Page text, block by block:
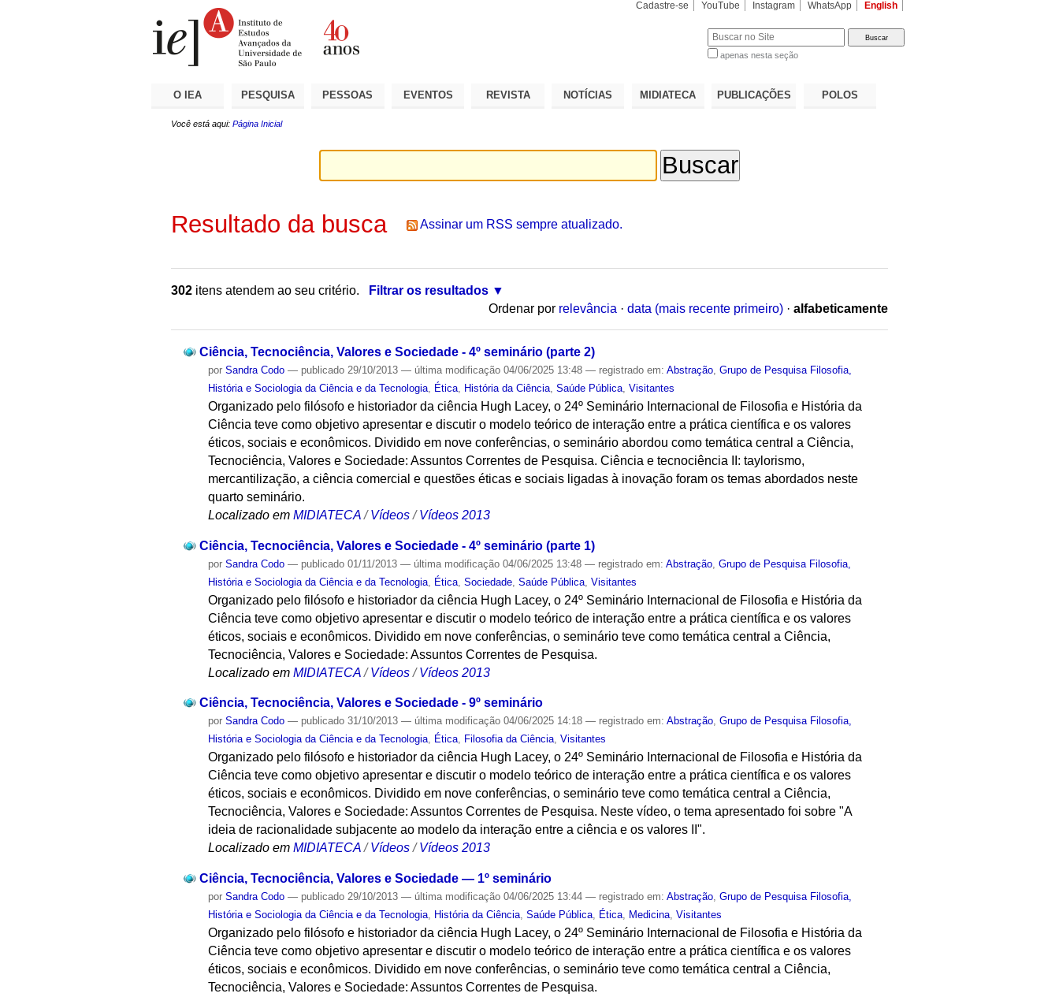
Cadastre-se YouTube Instagram WhatsApp English
apenas nesta seção
O IEA PESQUISA PESSOAS EVENTOS REVISTA NOTÍCIAS MIDIATECA PUBLICAÇÕES POLOS
Você está aqui: Página Inicial
Resultado da busca Assinar um RSS sempre atualizado.
302 itens atendem ao seu critério.
Filtrar os resultados
Ordenar por relevância · data (mais recente primeiro) · alfabeticamente
Ciência, Tecnociência, Valores e Sociedade - 4º seminário (parte 2)
porSandra Codo — publicado 29/10/2013— última modificação 04/06/2025 13:48— registrado em:Abstração ,Grupo de Pesquisa Filosofia,
História e Sociologia da Ciência e da Tecnologia
Ética História da Ciência ,Saúde Pública ,Visitantes
Organizado pelo filósofo e historiador da ciência Hugh Lacey, o 24º Seminário Internacional de Filosofia e História da
Ciência teve como objetivo apresentar e discutir o modelo teórico de interação entre a prática científica e os valores
éticos, sociais e econômicos. Dividido em nove conferências, o seminário abordou como temática central a Ciência,
Tecnociência, Valores e Sociedade: Assuntos Correntes de Pesquisa. Ciência e tecnociência II: taylorismo,
mercantilização, a ciência comercial e questões éticas e sociais ligadas à inovação foram os temas abordados neste
quarto seminário.
Localizado em MIDIATECA /Vídeos /Vídeos 2013
Ciência, Tecnociência, Valores e Sociedade - 4º seminário (parte 1)
porSandra Codo — publicado 01/11/2013— última modificação 04/06/2025 13:48— registrado em:Abstração ,Grupo de Pesquisa Filosofia,
História e Sociologia da Ciência e da Tecnologia Ética ,Sociedade ,Saúde Pública ,Visitantes
Organizado pelo filósofo e historiador da ciência Hugh Lacey, o 24º Seminário Internacional de Filosofia e História da
Ciência teve como objetivo apresentar e discutir o modelo teórico de interação entre a prática científica e os valores
éticos, sociais e econômicos. Dividido em nove conferências, o seminário teve como temática central a Ciência,
Tecnociência, Valores e Sociedade: Assuntos Correntes de Pesquisa.
Localizado em MIDIATECA /Vídeos /Vídeos 2013
Ciência, Tecnociência, Valores e Sociedade - 9º seminário
porSandra Codo — publicado 31/10/2013— última modificação 04/06/2025 14:18— registrado em:Abstração,Grupo de Pesquisa Filosofia,
História e Sociologia da Ciência e da Tecnologia, Ética, Filosofia da Ciência,Visitantes
Organizado pelo filósofo e historiador da ciência Hugh Lacey, o 24º Seminário Internacional de Filosofia e História da
Ciência teve como objetivo apresentar e discutir o modelo teórico de interação entre a prática científica e os valores
éticos, sociais e econômicos. Dividido em nove conferências, o seminário teve como temática central a Ciência,
Tecnociência, Valores e Sociedade: Assuntos Correntes de Pesquisa. Neste vídeo, o tema apresentado foi sobre "A
ideia de racionalidade subjacente ao modelo da interação entre a ciência e os valores II".
Localizado em MIDIATECA /Vídeos /Vídeos 2013
Ciência, Tecnociência, Valores e Sociedade — 1º seminário
porSandra Codo — publicado 29/10/2013— última modificação 04/06/2025 13:44— registrado em:Abstração,Grupo de Pesquisa Filosofia,
História e Sociologia da Ciência e da Tecnologia, História da Ciência,Saúde Pública, Ética, Medicina,Visitantes
Organizado pelo filósofo e historiador da ciência Hugh Lacey, o 24º Seminário Internacional de Filosofia e História da
Ciência teve como objetivo apresentar e discutir o modelo teórico de interação entre a prática científica e os valores
éticos, sociais e econômicos. Dividido em nove conferências, o seminário teve como temática central a Ciência,
Tecnociência, Valores e Sociedade: Assuntos Correntes de Pesquisa.